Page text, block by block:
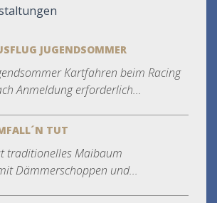
JUGENDSOMMER
Kartfahren beim Racing
Anmeldung erforderlich...
TUT
traditionelles Maibaum
Dämmerschoppen und...